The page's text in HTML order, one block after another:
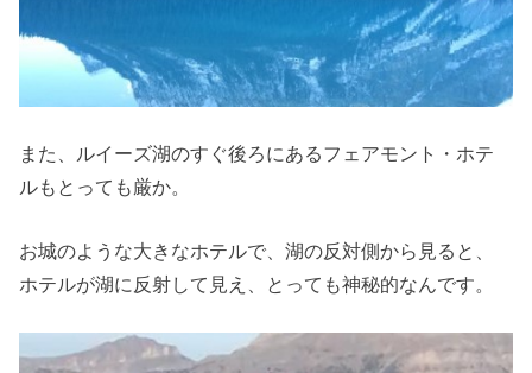
また、ルイーズ湖のすぐ後ろにあるフェアモント・ホテ
ルもとっても厳か。
お城のような大きなホテルで、湖の反対側から見ると、
ホテルが湖に反射して見え、とっても神秘的なんです。